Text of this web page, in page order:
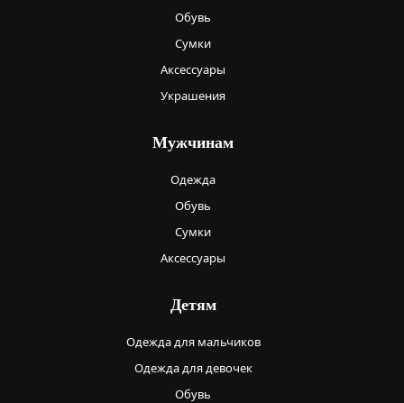
Обувь
Сумки
Аксессуары
Украшения
Мужчинам
Одежда
Обувь
Сумки
Аксессуары
Детям
Одежда для мальчиков
Одежда для девочек
Обувь